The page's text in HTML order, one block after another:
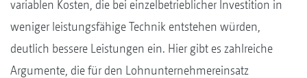
variablen Kosten, die bei einzelbetrieblicher Investition in
weniger leistungsfähige Technik entstehen würden,
deutlich bessere Leistungen ein. Hier gibt es zahlreiche
Argumente, die für den Lohnunternehmereinsatz